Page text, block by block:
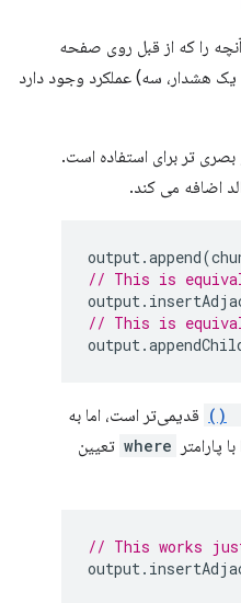
را که از قبل روی صفحه
یک هشدار، سه) عملکرد وجود دارد
تر برای استفاده است.
اضافه می کند.
output.append(
// This is
output.
// This is
output.
قدیمی‌تر است، اما به
پارامتر
where تعیین
// This works
output.